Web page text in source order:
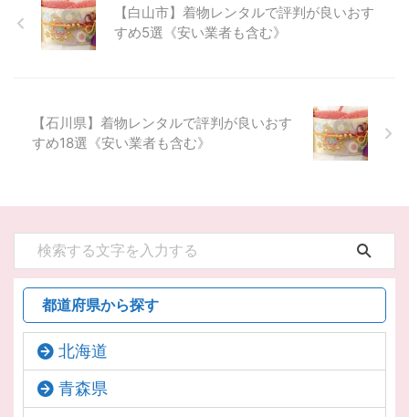
【白山市】着物レンタルで評判が良いおす
すめ5選《安い業者も含む》
【石川県】着物レンタルで評判が良いおす
すめ18選《安い業者も含む》
都道府県から探す
北海道
青森県